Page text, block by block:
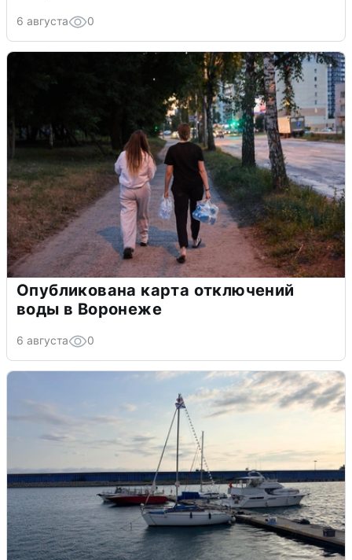
6 августа 0
Опубликована карта отключений
воды в Воронеже
6 августа 0